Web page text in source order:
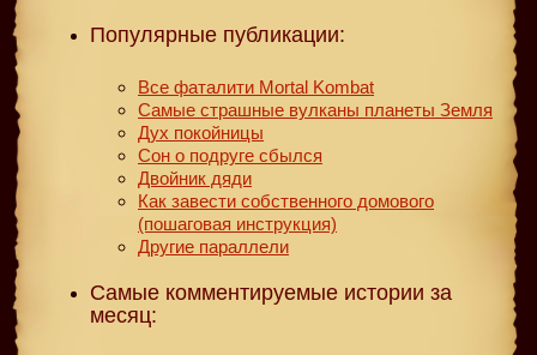
Популярные публикации:
Все фаталити Mortal Kombat
Самые страшные вулканы планеты Земля
Дух покойницы
Сон о подруге сбылся
Двойник дяди
Как завести собственного домового
(пошаговая инструкция)
Другие параллели
Самые комментируемые истории за
месяц: